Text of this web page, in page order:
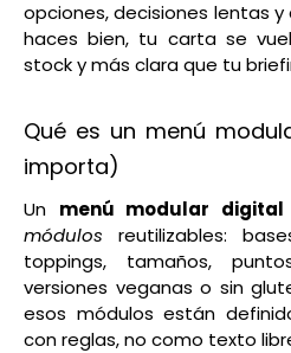
opciones, decisiones lentas y
haces bien, tu carta se
stock y más clara que tu
Qué es un menú
importa)
Un menú modular digital
módulos reutilizables:
toppings, tamaños,
versiones veganas o sin
esos módulos están
con reglas, no como texto